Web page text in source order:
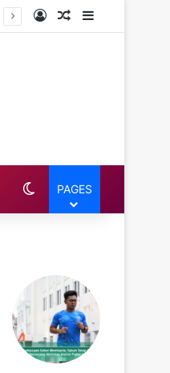
Log InRandom Article
Sidebar
Switch skin
PAGES